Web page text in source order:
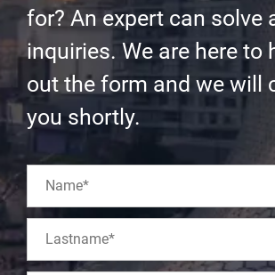
for? An expert can solve
inquiries. We are here to
out the form and we will
you shortly.